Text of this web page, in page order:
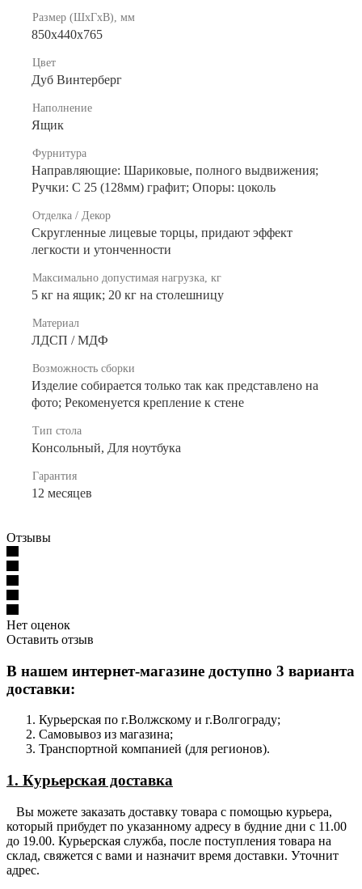
Размер (ШхГхВ), мм
850х440х765
Цвет
Дуб Винтерберг
Наполнение
Ящик
Фурнитура
Направляющие: Шариковые, полного выдвижения;
Ручки: С 25 (128мм) графит; Опоры: цоколь
Отделка / Декор
Скругленные лицевые торцы, придают эффект
легкости и утонченности
Максимально допустимая нагрузка, кг
5 кг на ящик; 20 кг на столешницу
Материал
ЛДСП / МДФ
Возможность сборки
Изделие собирается только так как представлено на
фото; Рекоменуется крепление к стене
Тип стола
Консольный, Для ноутбука
Гарантия
12 месяцев
Отзывы
Нет оценок
Оставить отзыв
В нашем интернет-магазине доступно 3 варианта
доставки:
Курьерская по г.Волжскому и г.Волгограду;
Самовывоз из магазина;
Транспортной компанией (для регионов).
1. Курьерская доставка
Вы можете заказать доставку товара с помощью курьера,
который прибудет по указанному адресу в будние дни с 11.00
до 19.00. Курьерская служба, после поступления товара на
склад, свяжется с вами и назначит время доставки. Уточнит
адрес.